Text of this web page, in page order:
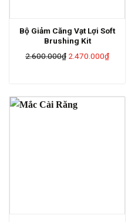
Bộ Giảm Căng Vạt Lợi Soft
Brushing Kit
2.600.000₫ Giá
2.470.000₫Giá